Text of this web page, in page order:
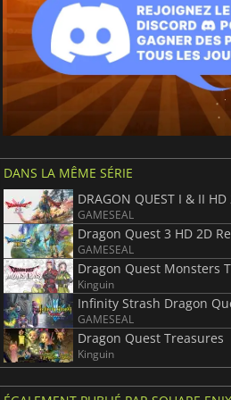
DANS LA MÊME SÉRIE
GAMESEAL
Dragon Quest 3 HD 2D
GAMESEAL
Kinguin
GAMESEAL
Dragon Quest Treasures
Kinguin